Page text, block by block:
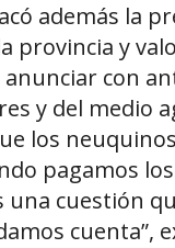
además la
provincia y
con
y del medio
los
pagamos
una cuestión
cuenta”,